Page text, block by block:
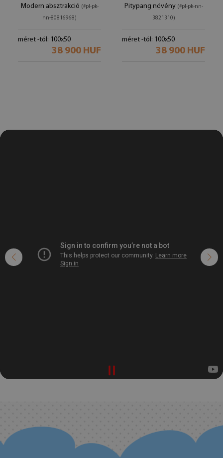
Modern absztrakció (#pl-pk-
nn-80816968)
méret -tól: 100x50
38 900 HUF
Pitypang növény (#pl-pk-nn-
3821310)
méret -tól: 100x50
38 900 HUF